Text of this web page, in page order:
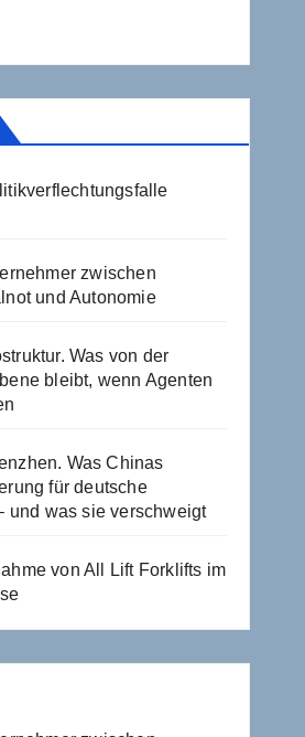
zwischen
und Autonomie
Was von der
bleibt, wenn Agenten
Was Chinas
für deutsche
und was sie verschweigt
von All Lift Forklifts im